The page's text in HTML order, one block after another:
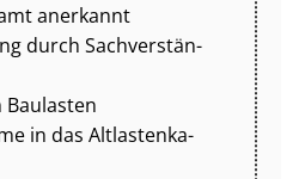
anerkannt
durch Sach­ver­stän­
Baulasten
in das Alt­las­ten­ka­